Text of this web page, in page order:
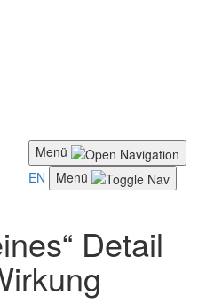
Menü
EN
Menü
Detail